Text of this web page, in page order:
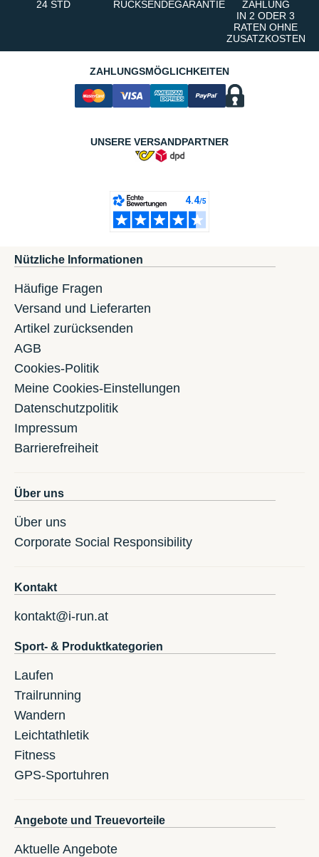
24 STD
RÜCKSENDEGARANTIE
ZAHLUNG
IN 2 ODER 3
RATEN OHNE
ZUSATZKOSTEN
ZAHLUNGSMÖGLICHKEITEN
UNSERE VERSANDPARTNER
Nützliche Informationen
Häufige Fragen
Versand und Lieferarten
Artikel zurücksenden
AGB
Cookies-Politik
Meine Cookies-Einstellungen
Datenschutzpolitik
Impressum
Barrierefreiheit
Über uns
Über uns
Corporate Social Responsibility
Kontakt
kontakt@i-run.at
Sport- & Produktkategorien
Laufen
Trailrunning
Wandern
Leichtathletik
Fitness
GPS-Sportuhren
Angebote und Treuevorteile
Aktuelle Angebote